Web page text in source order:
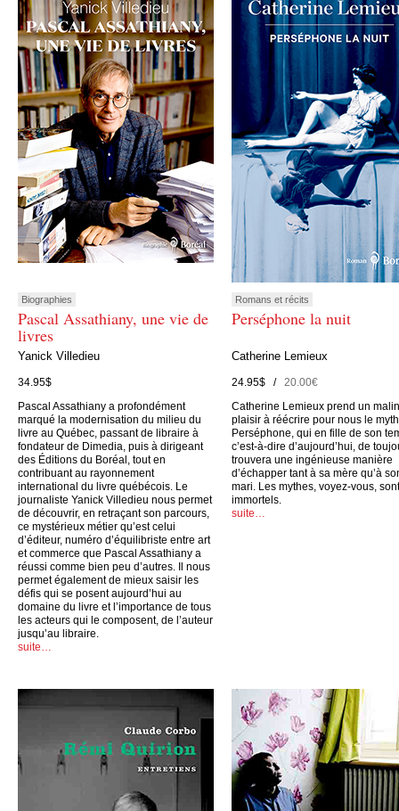
Biographies
Pascal Assathiany, une vie de
livres
Yanick Villedieu
34.95$
Pascal Assathiany a profondément
marqué la modernisation du milieu du
livre au Québec, passant de libraire à
fondateur de Dimedia, puis à dirigeant
des Éditions du Boréal, tout en
contribuant au rayonnement
international du livre québécois. Le
journaliste Yanick Villedieu nous permet
de découvrir, en retraçant son parcours,
ce mystérieux métier qu’est celui
d’éditeur, numéro d’équilibriste entre art
et commerce que Pascal Assathiany a
réussi comme bien peu d’autres. Il nous
permet également de mieux saisir les
défis qui se posent aujourd’hui au
domaine du livre et l’importance de tous
les acteurs qui le composent, de l’auteur
jusqu’au libraire.
suite…
Romans et récits
Perséphone la nuit
Catherine Lemieux
24.95$ /20.00€
Catherine Lemieux prend un malin
plaisir à réécrire pour nous le
Perséphone, qui en fille de son
c’est-à-dire d’aujourd’hui, de
trouvera une ingénieuse manière
d’échapper tant à sa mère qu’à
mari. Les mythes, voyez-vous, sont
immortels.
suite…